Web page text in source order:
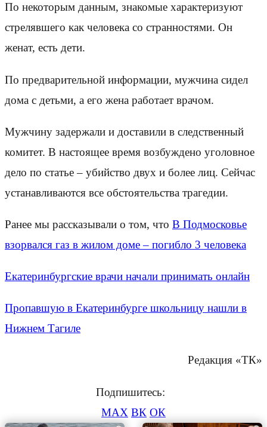
По некоторым данным, знакомые характеризуют
стрелявшего как человека со странностями. Он
женат, есть дети.
По предварительной информации, мужчина сидел
дома с детьми, а его жена работает врачом.
Мужчину задержали и доставили в следственный
комитет. В настоящее время возбуждено уголовное
дело по статье – убийство двух и более лиц. Сейчас
устанавливаются все обстоятельства трагедии.
Ранее мы рассказывали о том, что В Подмосковье
взорвался газ в жилом доме – погибло 3 человека
Екатеринбургские врачи начали принимать онлайн
Пропавшую в Екатеринбурге школьницу нашли в
Нижнем Тагиле
Редакция «ТК»
Подпишитесь:
MAX ВК ОК